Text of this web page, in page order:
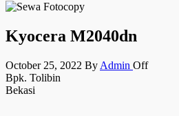
Kyocera M2040dn
October 25, 2022 By Admin Off
Bpk. Tolibin
Bekasi